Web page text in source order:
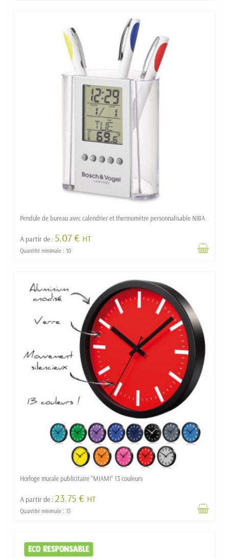
Pendule de bureau avec calendrier et thermomètre personnalisable NIBA
A partir de :5.07 € HT
Quantité minimale : 10
Horloge murale publicitaire "MIAMI" 13 couleurs
A partir de :23.75 € HT
Quantité minimale : 15